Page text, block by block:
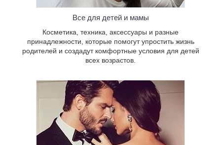
Все для детей и мамы
Косметика, техника, аксессуары и разные
принадлежности, которые помогут упростить жизнь
родителей и создадут комфортные условия для детей
всех возрастов.
парфюмерия от именитого
белорусского бренда, а также ароматы
для дома. Ассортимент постоянно
расширяется и пополняется новинками.